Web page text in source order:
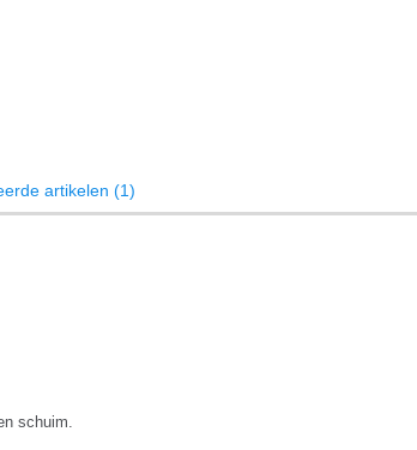
artikelen (1)
schuim.